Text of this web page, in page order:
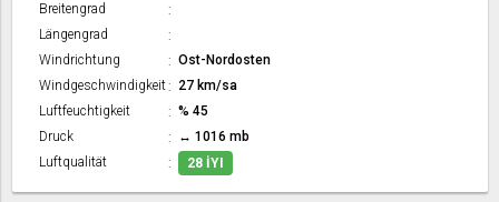
Breitengrad
Längengrad
Windrichtung
Ost-Nordosten
Windgeschwindigkeit
27 km/sa
Luftfeuchtigkeit
% 45
Druck
↔ 1016 mb
Luftqualität
28 İYI